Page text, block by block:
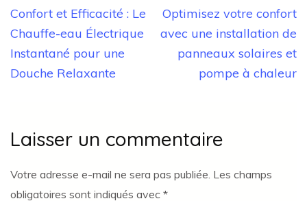
Navigation
de
l’article
Confort et Efficacité : Le
Chauffe-eau Électrique
Instantané pour une
Douche Relaxante
Optimisez votre confort
avec une installation de
panneaux solaires et
pompe à chaleur
Laisser un commentaire
Votre adresse e-mail ne sera pas publiée. Les champs
obligatoires sont indiqués avec *